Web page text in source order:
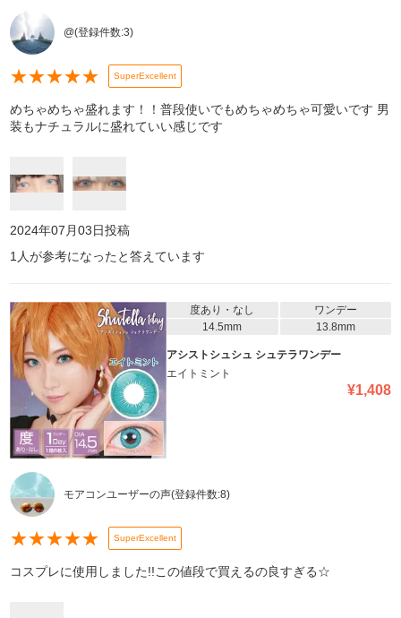
@(登録件数:3)
★★★★★ SuperExcellent
めちゃめちゃ盛れます！！普段使いでもめちゃめちゃ可愛いです 男
装もナチュラルに盛れていい感じです
2024年07月03日投稿
1 人が参考になったと答えています
度あり・なし
ワンデー
14.5mm
13.8mm
アシストシュシュ シュテラワンデー
エイトミント
¥1,408
モアコンユーザーの声(登録件数:8)
★★★★★ SuperExcellent
コスプレに使用しました!!この値段で買えるの良すぎる☆